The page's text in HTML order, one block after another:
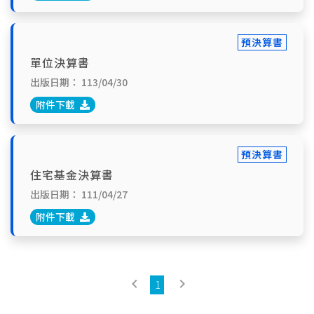
預決算書
單位決算書
出版日期： 113/04/30
附件下載
預決算書
住宅基金決算書
出版日期： 111/04/27
附件下載
keyboard_arrow_left 1 keyboard_arrow_right